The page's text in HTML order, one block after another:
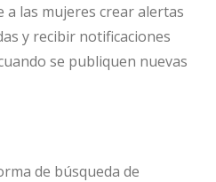
las mujeres crear alertas
y recibir notificaciones
se publiquen nuevas
de búsqueda de